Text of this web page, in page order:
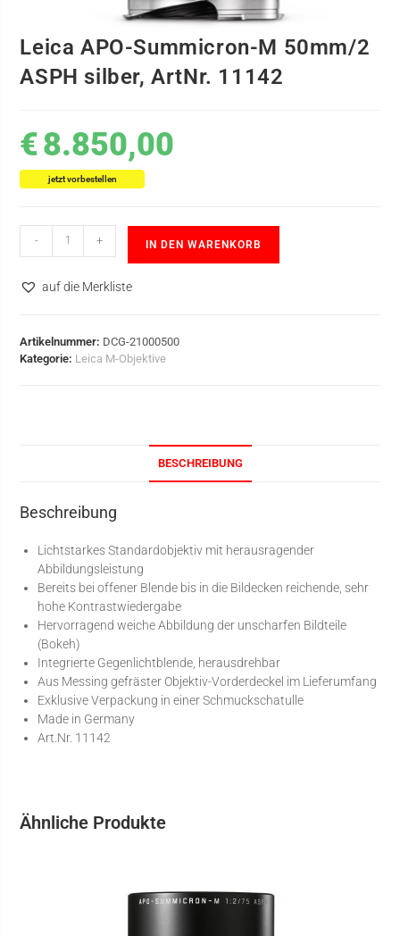
Leica APO-Summicron-M 50mm/2
ASPH silber, ArtNr. 11142
€8.850,00
jetzt vorbestellen
- + IN DEN WARENKORB
auf die Merkliste
Artikelnummer: DCG-21000500
Kategorie: Leica M-Objektive
BESCHREIBUNG
Beschreibung
Lichtstarkes Standardobjektiv mit herausragender
Abbildungsleistung
Bereits bei offener Blende bis in die Bildecken reichende, sehr
hohe Kontrastwiedergabe
Hervorragend weiche Abbildung der unscharfen Bildteile
(Bokeh)
Integrierte Gegenlichtblende, herausdrehbar
Aus Messing gefräster Objektiv-Vorderdeckel im Lieferumfang
Exklusive Verpackung in einer Schmuckschatulle
Made in Germany
Art.Nr. 11142
Ähnliche Produkte